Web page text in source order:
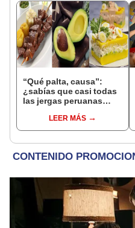
“Qué palta, causa”:
¿sabías que casi todas
las jergas peruanas
comida?LEER MÁS